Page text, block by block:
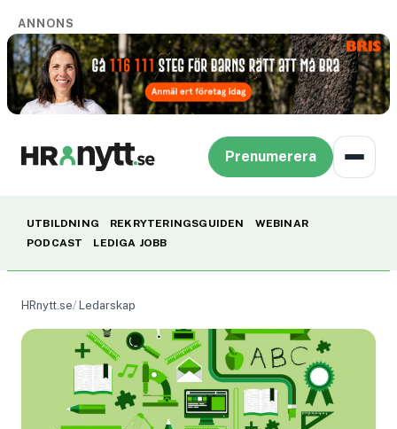
ANNONS
Prenumerera
UTBILDNING REKRYTERINGSGUIDEN
WEBINAR
PODCAST
LEDIGA JOBB
HRnytt.se Ledarskap